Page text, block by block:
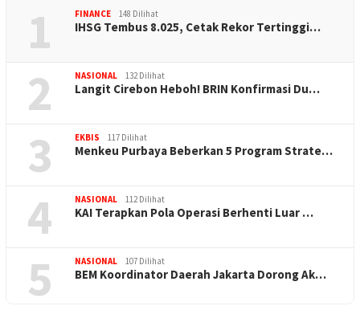
1 FINANCE 148 Dilihat
IHSG Tembus 8.025, Cetak Rekor Tertinggi…
2 NASIONAL 132 Dilihat
Langit Cirebon Heboh! BRIN Konfirmasi Du…
3 EKBIS 117 Dilihat
Menkeu Purbaya Beberkan 5 Program Strate…
4 NASIONAL 112 Dilihat
KAI Terapkan Pola Operasi Berhenti Luar …
5 NASIONAL 107 Dilihat
BEM Koordinator Daerah Jakarta Dorong Ak…